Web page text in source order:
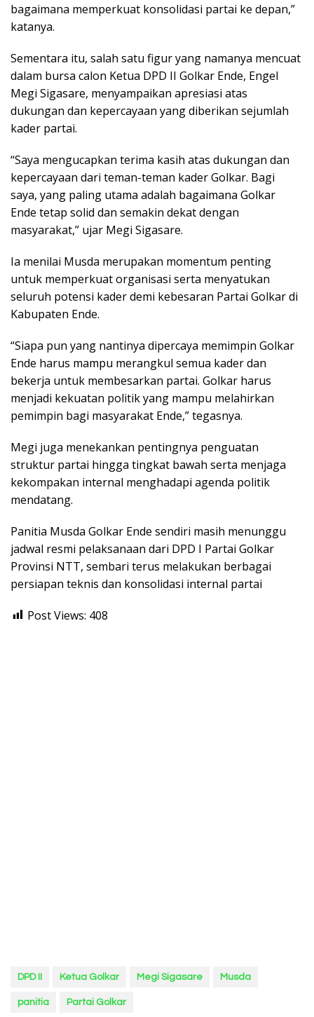
bagaimana memperkuat konsolidasi partai ke depan,”
katanya.
Sementara itu, salah satu figur yang namanya mencuat
dalam bursa calon Ketua DPD II Golkar Ende, Engel
Megi Sigasare, menyampaikan apresiasi atas
dukungan dan kepercayaan yang diberikan sejumlah
kader partai.
“Saya mengucapkan terima kasih atas dukungan dan
kepercayaan dari teman-teman kader Golkar. Bagi
saya, yang paling utama adalah bagaimana Golkar
Ende tetap solid dan semakin dekat dengan
masyarakat,” ujar Megi Sigasare.
Ia menilai Musda merupakan momentum penting
untuk memperkuat organisasi serta menyatukan
seluruh potensi kader demi kebesaran Partai Golkar di
Kabupaten Ende.
“Siapa pun yang nantinya dipercaya memimpin Golkar
Ende harus mampu merangkul semua kader dan
bekerja untuk membesarkan partai. Golkar harus
menjadi kekuatan politik yang mampu melahirkan
pemimpin bagi masyarakat Ende,” tegasnya.
Megi juga menekankan pentingnya penguatan
struktur partai hingga tingkat bawah serta menjaga
kekompakan internal menghadapi agenda politik
mendatang.
Panitia Musda Golkar Ende sendiri masih menunggu
jadwal resmi pelaksanaan dari DPD I Partai Golkar
Provinsi NTT, sembari terus melakukan berbagai
persiapan teknis dan konsolidasi internal partai
Post Views: 408
DPD II Ketua Golkar Megi Sigasare Musda
panitia Partai Golkar